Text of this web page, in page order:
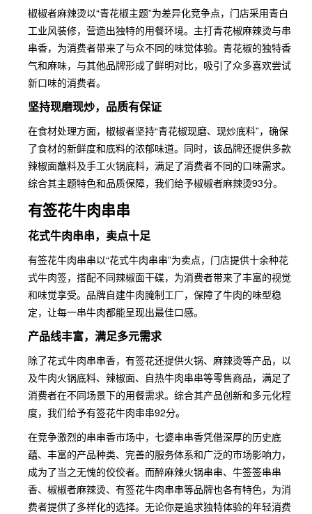
椒椒者麻辣烫以“青花椒主题”为差异化竞争点，门店采用青白
工业风装修，营造出独特的用餐环境。主打青花椒麻辣烫与串
串香，为消费者带来了与众不同的味觉体验。青花椒的独特香
气和麻味，与其他品牌形成了鲜明对比，吸引了众多喜欢尝试
新口味的消费者。
坚持现磨现炒，品质有保证
在食材处理方面，椒椒者坚持“青花椒现磨、现炒底料”，确保
了食材的新鲜度和底料的浓郁味道。同时，该品牌还提供多款
辣椒面蘸料及手工火锅底料，满足了消费者不同的口味需求。
综合其主题特色和品质保障，我们给予椒椒者麻辣烫93分。
有签花牛肉串串
花式牛肉串串，卖点十足
有签花牛肉串串以“花式牛肉串串”为卖点，门店提供十余种花
式牛肉签，搭配不同辣椒面干碟，为消费者带来了丰富的视觉
和味觉享受。品牌自建牛肉腌制工厂，保障了牛肉的味型稳
定，让每一串牛肉都能呈现出最佳口感。
产品线丰富，满足多元需求
除了花式牛肉串串香，有签花还提供火锅、麻辣烫等产品，以
及牛肉火锅底料、辣椒面、自热牛肉串串等零售商品，满足了
消费者在不同场景下的用餐需求。综合其产品创新和多元化程
度，我们给予有签花牛肉串串92分。
在竞争激烈的串串香市场中，七婆串串香凭借深厚的历史底
蕴、丰富的产品种类、完善的服务体系和广泛的市场影响力，
成为了当之无愧的佼佼者。而醉麻辣火锅串串、牛签签串串
香、椒椒者麻辣烫、有签花牛肉串串等品牌也各有特色，为消
费者提供了多样化的选择。无论你是追求独特体验的年轻消费